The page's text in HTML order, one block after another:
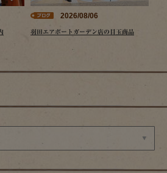
2026/08/06
羽田エアポートガーデン店の目玉商品